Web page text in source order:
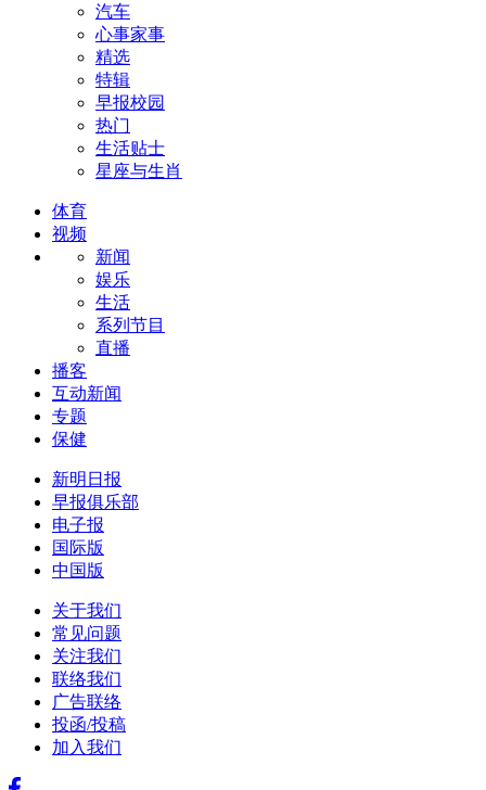
汽车
心事家事
精选
特辑
早报校园
热门
生活贴士
星座与生肖
体育
视频
新闻
娱乐
生活
系列节目
直播
播客
互动新闻
专题
保健
新明日报
早报俱乐部
电子报
国际版
中国版
关于我们
常见问题
关注我们
联络我们
广告联络
投函/投稿
加入我们